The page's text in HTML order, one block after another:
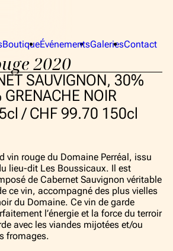
aux Agrumes
BoutiqueÉvénements
Publics
Privés
GaleriesContact
aux Agrumes
collection
Équipe
2020
SAUVIGNON, 30%
NOIR
/ CHF 99.70 150cl
vin rouge du Domaine Perréal, issu
lieu-dit Les Boussicaux. Il est
de Cabernet Sauvignon véritable
ce vin, accompagné des plus vielles
du Domaine. Ce vin de garde
l’énergie et la force du terroir
avec les viandes mijotées et/ou
fromages.